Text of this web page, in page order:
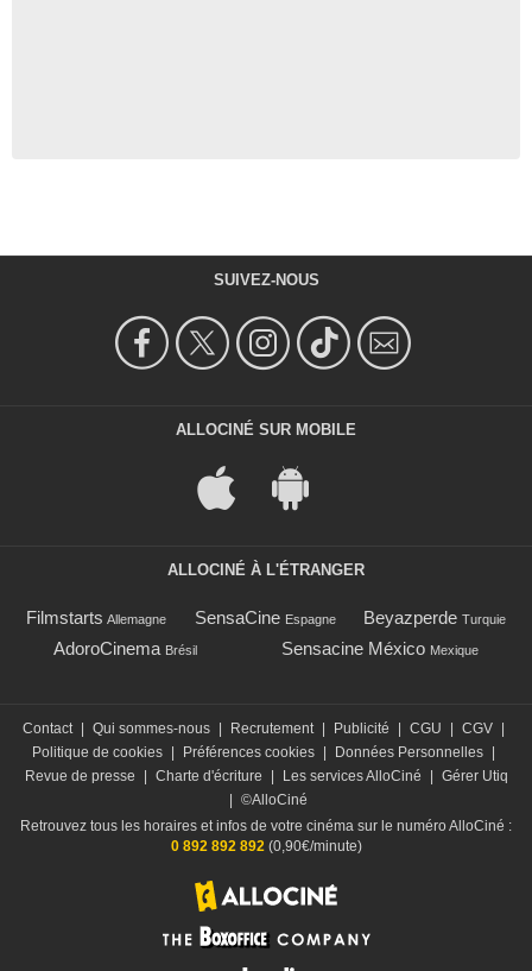
SUIVEZ-NOUS
ALLOCINÉ SUR MOBILE
ALLOCINÉ À L'ÉTRANGER
Filmstarts Allemagne SensaCine Espagne Beyazperde Turquie
AdoroCinema Brésil Sensacine México Mexique
Contact | Qui sommes-nous | Recrutement | Publicité | CGU | CGV |
Politique de cookies | Préférences cookies | Données Personnelles |
Revue de presse
| Charte d'écriture | Les services AlloCiné | Gérer Utiq
| ©AlloCiné
Retrouvez tous les horaires et infos de votre cinéma sur le numéro AlloCiné :
0 892 892 892(0,90€/minute)